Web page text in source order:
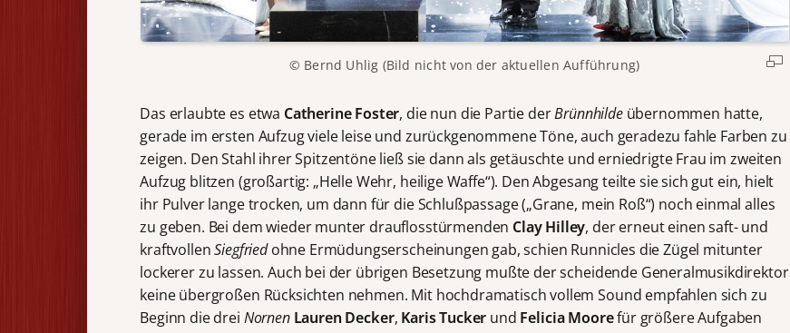
© Bernd Uhlig (Bild nicht von der aktuellen Aufführung)
Das erlaubte es etwa Catherine Foster, die nun die Partie derBrünnhildeübernommen hatte,
gerade im ersten Aufzug viele leise und zurückgenommene Töne, auch geradezu fahle Farben zu
zeigen. Den Stahl ihrer Spitzentöne ließ sie dann als getäuschte und erniedrigte Frau im zweiten
Aufzug blitzen (großartig: „Helle Wehr, heilige Waffe“). Den Abgesang teilte sie sich gut ein, hielt
ihr Pulver lange trocken, um dann für die Schlußpassage („Grane, mein Roß“) noch einmal alles
zu geben. Bei dem wieder munter drauflosstürmenden Clay Hilley, der erneut einen saft- und
kraftvollenSiegfriedohne Ermüdungserscheinungen gab, schien Runnicles die Zügel mitunter
lockerer zu lassen. Auch bei der übrigen Besetzung mußte der scheidende Generalmusikdirektor
keine übergroßen Rücksichten nehmen. Mit hochdramatisch vollem Sound empfahlen sich zu
Beginn die drei Nornen Lauren Decker, Karis Tucker und Felicia Moorefür größere Aufgaben